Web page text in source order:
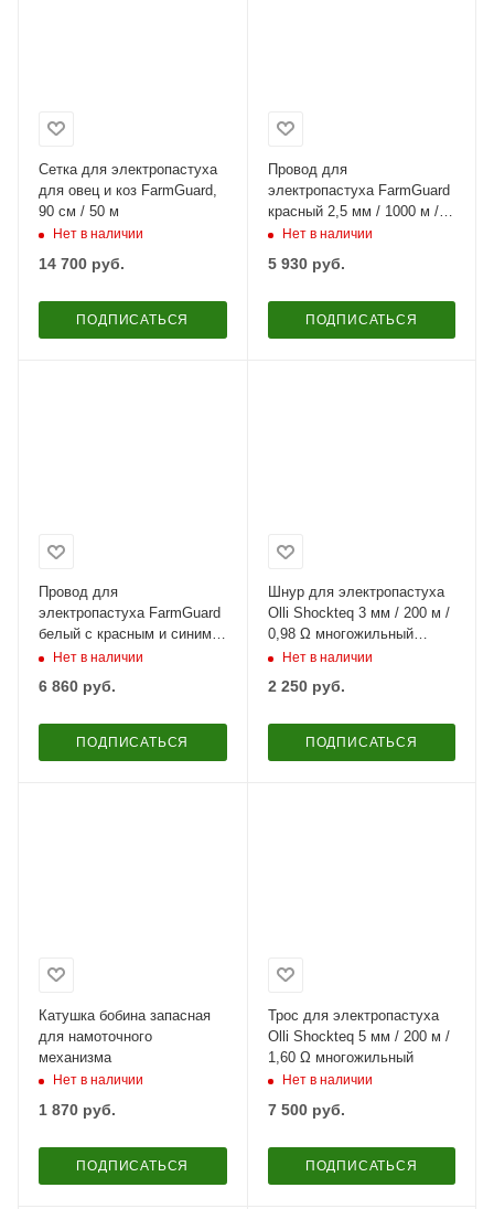
Сетка для электропастуха
для овец и коз FarmGuard,
90 см / 50 м
Нет в наличии
14 700 руб.
ПОДПИСАТЬСЯ
Провод для
электропастуха FarmGuard
красный 2,5 мм / 1000 м /
6х0,16 мм
Нет в наличии
5 930руб.
ПОДПИСАТЬСЯ
Провод для
электропастуха FarmGuard
белый с красным и синим
2,5 мм / 1000 м / 3x0,3 мм
Нет в наличии
6 860 руб.
ПОДПИСАТЬСЯ
Шнур для электропастуха
Olli Shockteq 3 мм / 200 м /
0,98 Ω многожильный
Super-6
Нет в наличии
2 250руб.
ПОДПИСАТЬСЯ
Катушка бобина запасная
для намоточного
механизма
Нет в наличии
1 870 руб.
ПОДПИСАТЬСЯ
Трос для электропастуха
Olli Shockteq 5 мм / 200 м /
1,60 Ω многожильный
Нет в наличии
7 500руб.
ПОДПИСАТЬСЯ